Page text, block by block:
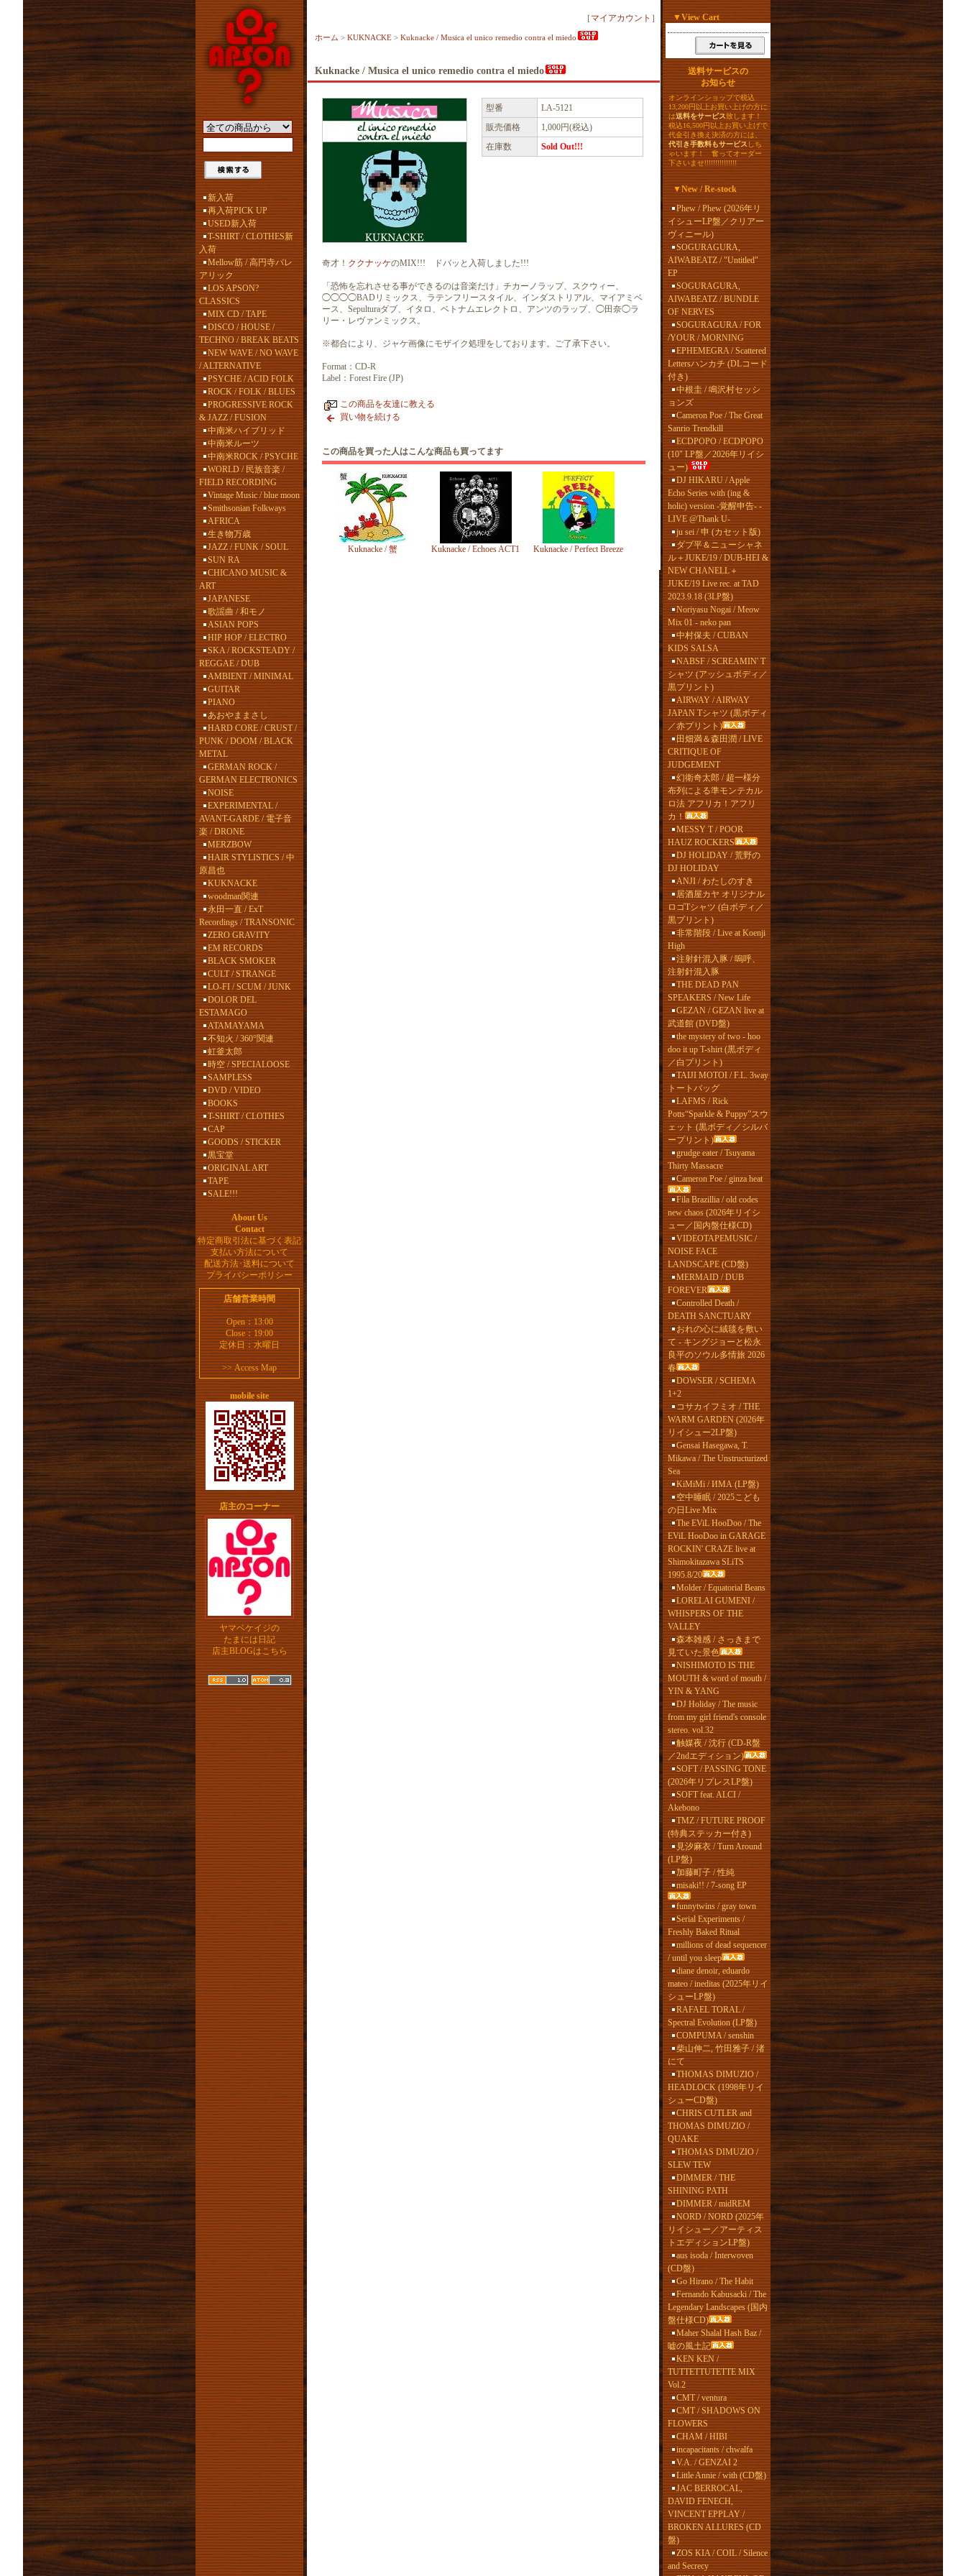
新入荷
再入荷PICK UP
USED新入荷
T-SHIRT / CLOTHES新
入荷
Mellow筋 / 高円寺バレ
アリック
LOS APSON?
CLASSICS
MIX CD / TAPE
DISCO / HOUSE /
TECHNO / BREAK BEATS
NEW WAVE / NO WAVE
/ ALTERNATIVE
PSYCHE / ACID FOLK
ROCK / FOLK / BLUES
PROGRESSIVE ROCK
& JAZZ / FUSION
中南米ハイブリッド
中南米ルーツ
中南米ROCK / PSYCHE
WORLD / 民族音楽 /
FIELD RECORDING
Vintage Music / blue moon
Smithsonian Folkways
AFRICA
生き物万歳
JAZZ / FUNK / SOUL
SUN RA
CHICANO MUSIC &
ART
JAPANESE
歌謡曲 / 和モノ
ASIAN POPS
HIP HOP / ELECTRO
SKA / ROCKSTEADY /
REGGAE / DUB
AMBIENT / MINIMAL
GUITAR
PIANO
あおやままさし
HARD CORE / CRUST /
PUNK / DOOM / BLACK
METAL
GERMAN ROCK /
GERMAN ELECTRONICS
NOISE
EXPERIMENTAL /
AVANT-GARDE / 電子音
楽 / DRONE
MERZBOW
HAIR STYLISTICS / 中
原昌也
KUKNACKE
woodman関連
永田一直 / ExT
Recordings / TRANSONIC
ZERO GRAVITY
EM RECORDS
BLACK SMOKER
CULT / STRANGE
LO-FI / SCUM / JUNK
DOLOR DEL
ESTAMAGO
ATAMAYAMA
不知火 / 360°関連
虹釜太郎
時空 / SPECIALOOSE
SAMPLESS
DVD / VIDEO
BOOKS
T-SHIRT / CLOTHES
CAP
GOODS / STICKER
黒宝堂
ORIGINAL ART
TAPE
SALE!!!
About Us
Contact
特定商取引法に基づく表記
支払い方法について
配送方法･送料について
プライバシーポリシー
店舗営業時間
Open：13:00
Close：19:00
定休日：水曜日
>>Access Map
mobile site
店主のコーナー
ヤマベケイジの
たまには日記
店主BLOGはこちら
［ マイアカウント ］
ホーム > KUKNACKE > Kuknacke / Musica el unico remedio contra el miedo
Kuknacke / Musica el unico remedio contra el miedo
型番
LA-5121
販売価格
1,000円(税込)
在庫数
Sold Out!!!
奇才！ ククナッケのMIX!!! ドバッと入荷しました!!!
「恐怖を忘れさせる事ができるのは音楽だけ」チカーノラップ、スクウィー、
◯◯◯◯BADリミックス、ラテンフリースタイル、インダストリアル、マイアミベ
ース、Sepulturaダブ、イタロ、ベトナムエレクトロ、アンツのラップ、◯田奈◯ラ
リー・レヴァンミックス。
※都合により、ジャケ画像にモザイク処理をしております。ご了承下さい。
Format：CD-R
Label：Forest Fire (JP)
この商品を友達に教える
買い物を続ける
この商品を買った人はこんな商品も買ってます
Kuknacke / 蟹 Kuknacke / Echoes ACT1 Kuknacke / Perfect Breeze
▼View Cart
送料サービスの
お知らせ
オンラインショップで税込
13,200円以上お買い上げの方に
は送料をサービス致します！
税込16,500円以上お買い上げで
代金引き換え決済の方には、
代引き手数料もサービスしち
ゃいます！ 奮ってオーダー
下さいませ!!!!!!!!!!!!!!!
▼New / Re-stock
Phew / Phew (2026年リ
イシューLP盤／クリアー
ヴィニール)
SOGURAGURA,
AIWABEATZ / "Untitled"
EP
SOGURAGURA,
AIWABEATZ / BUNDLE
OF NERVES
SOGURAGURA / FOR
/YOUR / MORNING
EPHEMEGRA / Scattered
Lettersハンカチ (DLコード
付き)
中根圭 / 鳴沢村セッシ
ョンズ
Cameron Poe / The Great
Sanrio Trendkill
ECDPOPO / ECDPOPO
(10" LP盤／2026年リイシ
ュー)
DJ HIKARU / Apple
Echo Series with (ing &
holic) version -覚醒申告- -
LIVE @Thank U-
ju sei / 申 (カセット版)
ダブ平＆ニューシャネ
ル＋JUKE/19 / DUB-HEI &
NEW CHANELL＋
JUKE/19 Live rec. at TAD
2023.9.18 (3LP盤)
Noriyasu Nogai / Meow
Mix 01 - neko pan
中村保夫 / CUBAN
KIDS SALSA
NABSF / SCREAMIN' T
シャツ (アッシュボディ／
黒プリント)
AIRWAY / AIRWAY
JAPAN Tシャツ (黒ボディ
／赤プリント)
田畑満＆森田潤 / LIVE
CRITIQUE OF
JUDGEMENT
幻衛奇太郎 / 超一様分
布列による準モンテカル
ロ法 アフリカ！アフリ
カ！
MESSY T / POOR
HAUZ ROCKERS
DJ HOLIDAY / 荒野の
DJ HOLIDAY
ANJI / わたしのすき
居酒屋カヤ オリジナル
ロゴTシャツ (白ボディ／
黒プリント)
非常階段 / Live at Koenji
High
注射針混入豚 / 嗚呼、
注射針混入豚
THE DEAD PAN
SPEAKERS / New Life
GEZAN / GEZAN live at
武道館 (DVD盤)
the mystery of two - hoo
doo it up T-shirt (黒ボディ
／白プリント)
TAIJI MOTOI / F.L. 3way
トートバッグ
LAFMS / Rick
Potts“Sparkle & Puppy”スウ
ェット (黒ボディ／シルバ
ープリント)
grudge eater / Tsuyama
Thirty Massacre
Cameron Poe / ginza heat
Fila Brazillia / old codes
new chaos (2026年リイシ
ュー／国内盤仕様CD)
VIDEOTAPEMUSIC /
NOISE FACE
LANDSCAPE (CD盤)
MERMAID / DUB
FOREVER
Controlled Death /
DEATH SANCTUARY
おれの心に絨毯を敷い
て - キングジョーと松永
良平のソウル多情旅 2026
春
DOWSER / SCHEMA
1+2
コサカイフミオ / THE
WARM GARDEN (2026年
リイシュー2LP盤)
Gensai Hasegawa, T.
Mikawa / The Unstructurized
Sea
KiMiMi / ИМА (LP盤)
空中睡眠 / 2025こども
の日Live Mix
The EViL HooDoo / The
EViL HooDoo in GARAGE
ROCKIN' CRAZE live at
Shimokitazawa SLiTS
1995.8/20
Molder / Equatorial Beans
LORELAI GUMENI /
WHISPERS OF THE
VALLEY
森本雑感 / さっきまで
見ていた景色
NISHIMOTO IS THE
MOUTH & word of mouth /
YIN & YANG
DJ Holiday / The music
from my girl friend's console
stereo. vol.32
触媒夜 / 沈行 (CD-R盤
／2ndエディション)
SOFT / PASSING TONE
(2026年リプレスLP盤)
SOFT feat. ALCI /
Akebono
TMZ / FUTURE PROOF
(特典ステッカー付き)
見汐麻衣 / Turn Around
(LP盤)
加藤町子 / 性純
misaki!! / 7-song EP
funnytwins / gray town
Serial Experiments /
Freshly Baked Ritual
millions of dead sequencer
/ until you sleep
diane denoir, eduardo
mateo / ineditas (2025年リイ
シューLP盤)
RAFAEL TORAL /
Spectral Evolution (LP盤)
COMPUMA / senshin
柴山伸二, 竹田雅子 / 渚
にて
THOMAS DIMUZIO /
HEADLOCK (1998年リイ
シューCD盤)
CHRIS CUTLER and
THOMAS DIMUZIO /
QUAKE
THOMAS DIMUZIO /
SLEW TEW
DIMMER / THE
SHINING PATH
DIMMER / midREM
NORD / NORD (2025年
リイシュー／アーティス
トエディションLP盤)
aus isoda / Interwoven
(CD盤)
Go Hirano / The Habit
Fernando Kabusacki / The
Legendary Landscapes (国内
盤仕様CD)
Maher Shalal Hash Baz /
嘘の風土記
KEN KEN /
TUTTETTUTETTE MIX
Vol.2
CMT / ventura
CMT / SHADOWS ON
FLOWERS
CHAM / HIBI
incapacitants / chwalfa
V.A. / GENZAI 2
Little Annie / with (CD盤)
JAC BERROCAL,
DAVID FENECH,
VINCENT EPPLAY /
BROKEN ALLURES (CD
盤)
ZOS KIA / COIL / Silence
and Secrecy